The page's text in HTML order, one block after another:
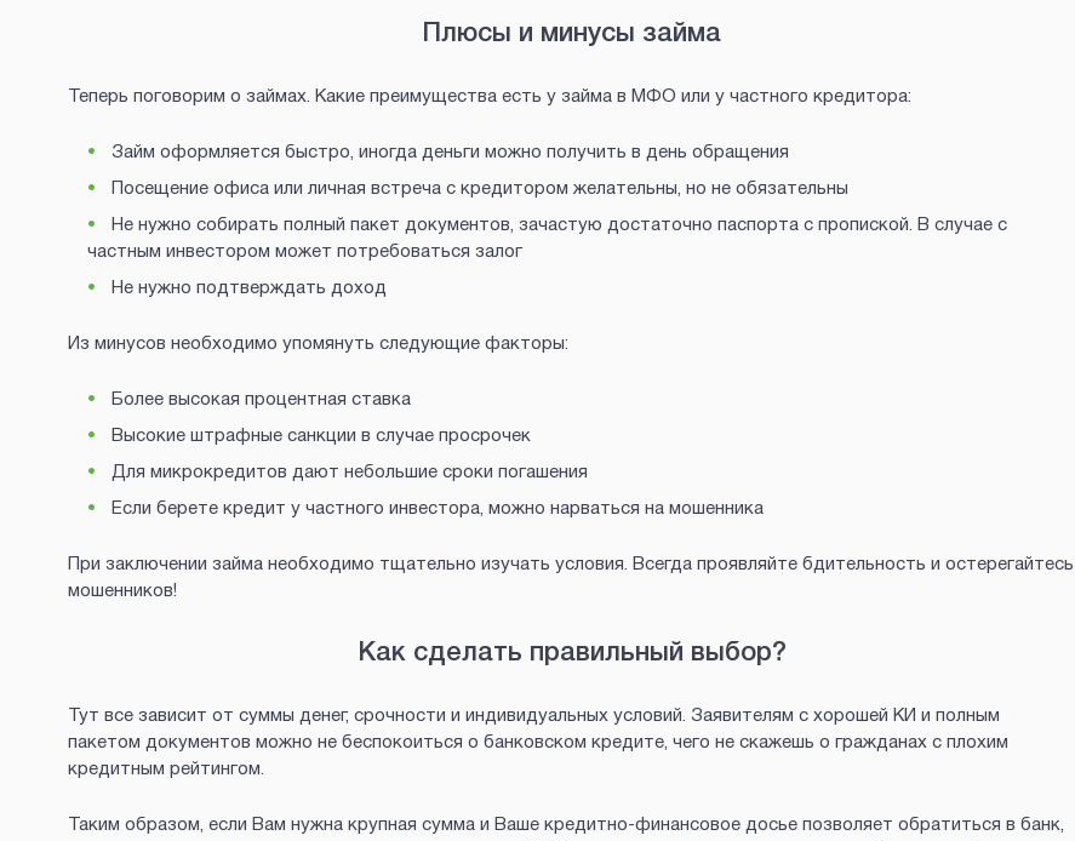
Плюсы и минусы займа
Теперь поговорим о займах. Какие преимущества есть у займа в МФО или у частного кредитора:
Займ оформляется быстро, иногда деньги можно получить в день обращения
Посещение офиса или личная встреча с кредитором желательны, но не обязательны
Не нужно собирать полный пакет документов, зачастую достаточно паспорта с пропиской. В случае с
частным инвестором может потребоваться залог
Не нужно подтверждать доход
Из минусов необходимо упомянуть следующие факторы:
Более высокая процентная ставка
Высокие штрафные санкции в случае просрочек
Для микрокредитов дают небольшие сроки погашения
Если берете кредит у частного инвестора, можно нарваться на мошенника
При заключении займа необходимо тщательно изучать условия. Всегда проявляйте бдительность и остерегайтесь
мошенников!
Как сделать правильный выбор?
Тут все зависит от суммы денег, срочности и индивидуальных условий. Заявителям с хорошей КИ и полным
пакетом документов можно не беспокоиться о банковском кредите, чего не скажешь о гражданах с плохим
кредитным рейтингом.
Таким образом, если Вам нужна крупная сумма и Ваше кредитно-финансовое досье позволяет обратиться в банк,